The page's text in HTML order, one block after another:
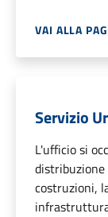
VAI ALLA
Servizio
L'ufficio si
distribuzione
costruzioni,